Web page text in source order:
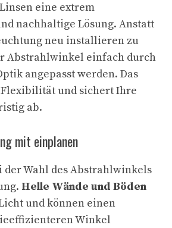
eine extrem
nachhaltige Lösung. Anstatt
neu installieren zu
Abstrahlwinkel einfach durch
angepasst werden. Das
und sichert Ihre
ab.
mit einplanen
der Wahl des Abstrahlwinkels
Helle Wände und Böden
und können einen
Winkel